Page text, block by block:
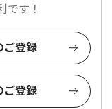
です！
ご登録
ご登録